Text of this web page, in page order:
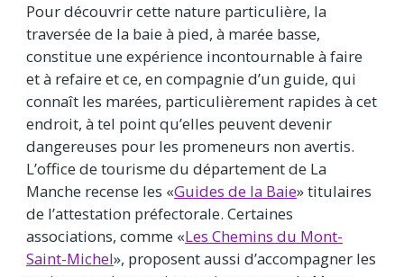
Pour découvrir cette nature particulière, la
traversée de la baie à pied, à marée basse,
constitue une expérience incontournable à faire
et à refaire et ce, en compagnie d’un guide, qui
connaît les marées, particulièrement rapides à cet
endroit, à tel point qu’elles peuvent devenir
dangereuses pour les promeneurs non avertis.
L’office de tourisme du département de La
Manche recense les «Guides de la Baie» titulaires
de l’attestation préfectorale. Certaines
associations, comme «Les Chemins du Mont-
Saint-Michel», proposent aussi d’accompagner les